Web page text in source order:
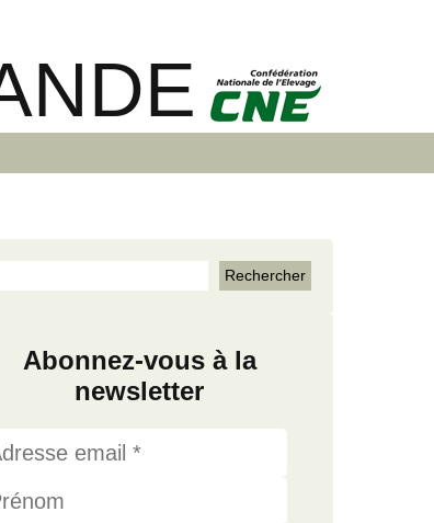
Abonnez-vous à la
newsletter